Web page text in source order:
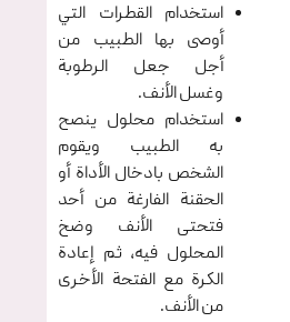
استخدام القطرات التي
أوصی بها الطبيب من
أجل جعل الرطوبة
وغسل الأنف.
استخدام محلول ینصح
به الطبيب ويقوم
الشخص بادخال الأداة أو
الحقنة الفارغة من أحد
فتحتى الأنف وضخ
المحلول فیه، ثم إعادة
الكرة مع الفتحة الأخرى
من الأنف.